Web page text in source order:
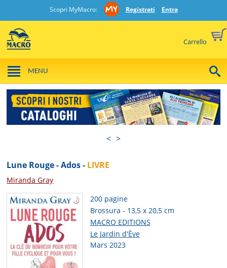
Scopri MyMacro: Registrati Entra
Carrello
MENU
< >
Lune Rouge - Ados - LIVRE
Miranda Gray
200 pagine
Brossura - 13,5 x 20,5 cm
MACRO EDITIONS
Le Jardin d'Ève
Mars 2023